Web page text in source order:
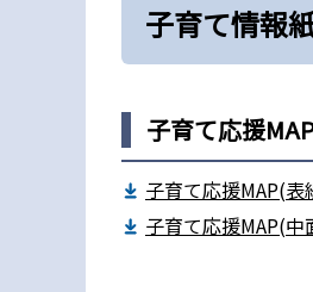
子育て情報
子育て応援
子育て応援MAP(表
子育て応援MAP(中